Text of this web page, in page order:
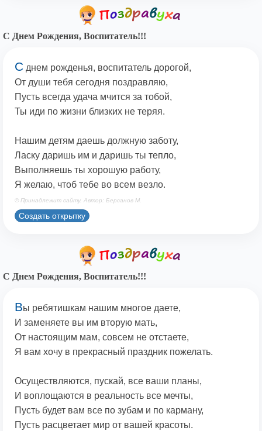
С Днем Рождения, Воспитатель!!!
С днем рожденья, воспитатель дорогой,
От души тебя сегодня поздравляю,
Пусть всегда удача мчится за тобой,
Ты иди по жизни близких не теряя.
Нашим детям даешь должную заботу,
Ласку даришь им и даришь ты тепло,
Выполняешь ты хорошую работу,
Я желаю, чтоб тебе во всем везло.
© Принадлежит сайту. Автор: Берсанов М.
Создать открытку
С Днем Рождения, Воспитатель!!!
Вы ребятишкам нашим многое даете,
И заменяете вы им вторую мать,
От настоящим мам, совсем не отстаете,
Я вам хочу в прекрасный праздник пожелать.
Осуществляются, пускай, все ваши планы,
И воплощаются в реальность все мечты,
Пусть будет вам все по зубам и по карману,
Пусть расцветает мир от вашей красоты.